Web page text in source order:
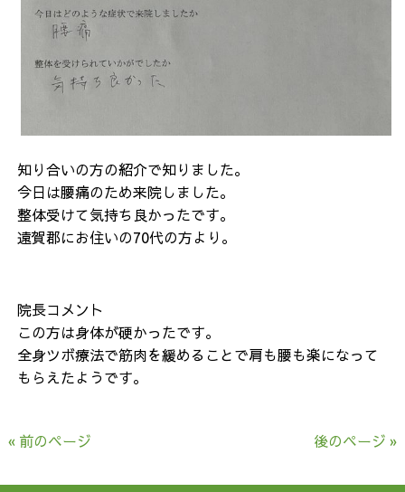
知り合いの方の紹介で知りました。
今日は腰痛のため来院しました。
整体受けて気持ち良かったです。
遠賀郡にお住いの70代の方より。
院長コメント
この方は身体が硬かったです。
全身ツボ療法で筋肉を緩めることで肩も腰も楽になって
もらえたようです。
« 前のページ 後のページ »